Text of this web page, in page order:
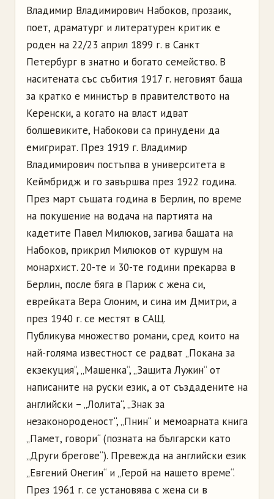
Владимир Владимирович Набоков, прозаик,
поет, драматург и литературен критик е
роден на 22/23 април 1899 г. в Санкт
Петербург в знатно и богато семейство. В
наситената със събития 1917 г. неговият баща
за кратко е министър в правителството на
Керенски, а когато на власт идват
болшевиките, Набокови са принудени да
емигрират. През 1919 г. Владимир
Владимирович постъпва в университета в
Кеймбридж и го завършва през 1922 година.
През март същата година в Берлин, по време
на покушение на водача на партията на
кадетите Павел Милюков, загива бащата на
Набоков, прикрил Милюков от куршум на
монархист. 20-те и 30-те години прекарва в
Берлин, после бяга в Париж с жена си,
еврейката Вера Слоним, и сина им Дмитри, а
през 1940 г. се местят в САЩ.
Публикува множество романи, сред които на
най-голяма известност се радват „Покана за
екзекуция“, „Машенка“, „Защита Лужин“ от
написаните на руски език, а от създадените на
английски – „Лолита“, „Знак за
незаконороденост“, „Пнин“ и мемоарната книга
„Памет, говори“ (позната на български като
„Други брегове“). Превежда на английски език
„Евгений Онегин“ и „Герой на нашето време“.
През 1961 г. се установява с жена си в